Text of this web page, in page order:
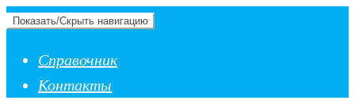
Показать/Скрыть навигацию
Справочник
Контакты